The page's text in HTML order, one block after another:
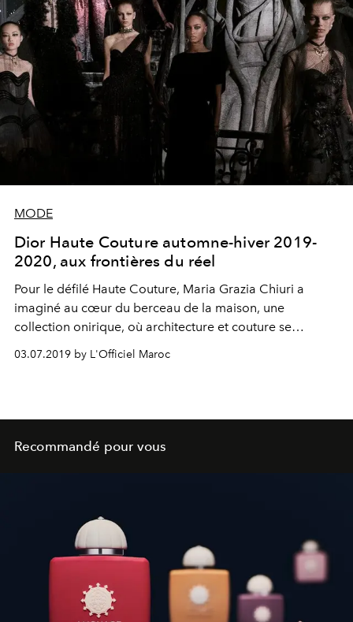
MODE
Dior Haute Couture automne-hiver 2019-
2020, aux frontières du réel
Pour le défilé Haute Couture, Maria Grazia Chiuri a
imaginé au cœur du berceau de la maison, une
collection onirique, où architecture et couture se
répondent pour un résultat fantasmagorique, et porteur
03.07.2019 by L'Officiel Maroc
Recommandé pour vous